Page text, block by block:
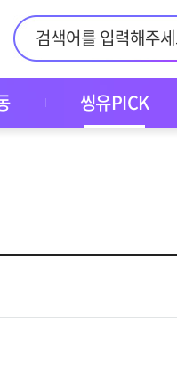
씽유PICK